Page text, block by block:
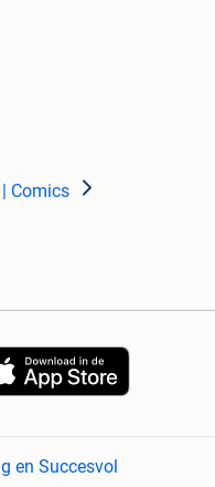
Comics
en Succesvol